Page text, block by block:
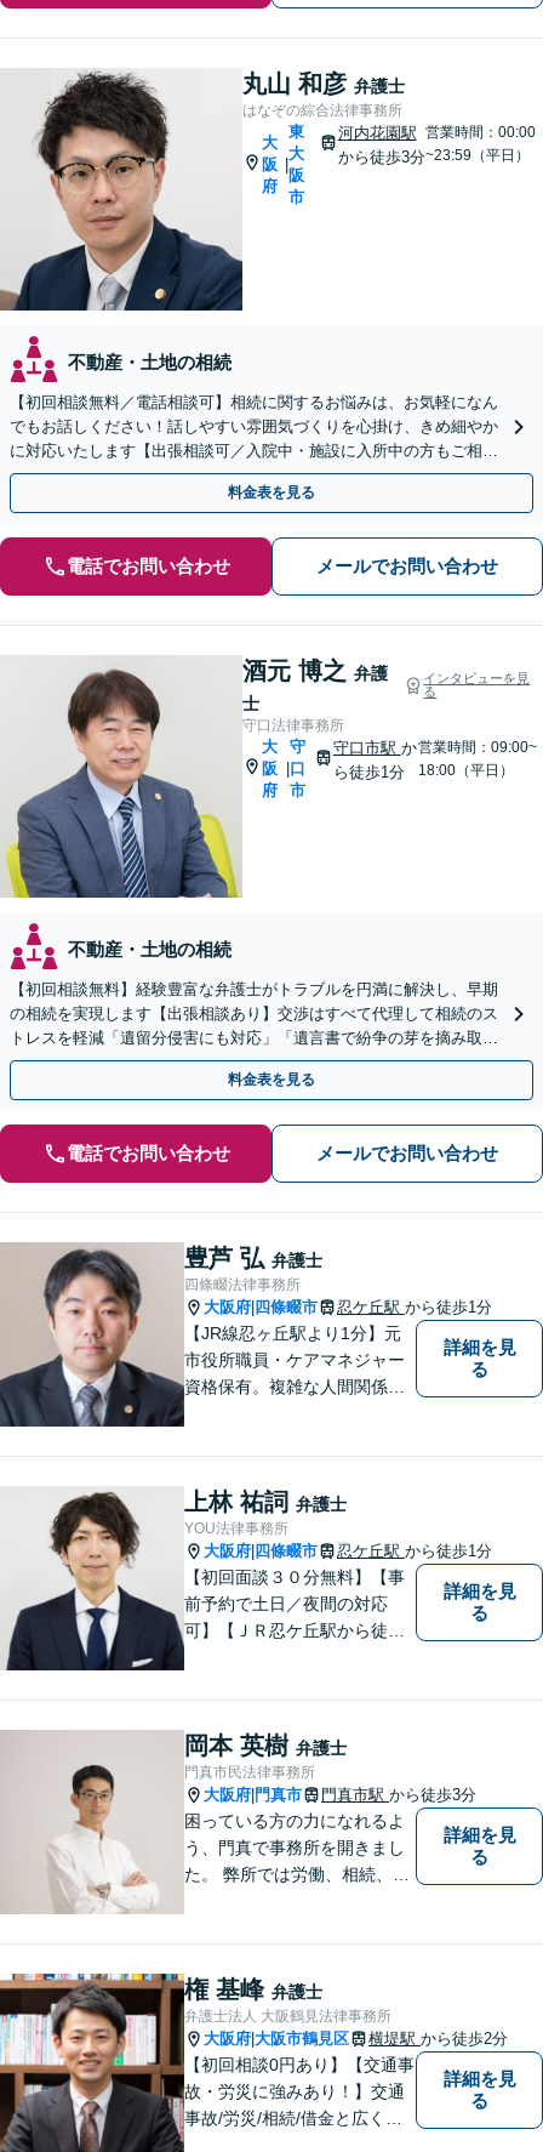
丸山 和彦 弁護士
はなぞの綜合法律事務所
大
阪
府
東
大
阪
市
河内花園駅
から徒歩3分
営業時間：00:00
~23:59（平日）
不動産・土地の相続
【初回相談無料／電話相談可】相続に関するお悩みは、お気軽になん
でもお話しください！話しやすい雰囲気づくりを心掛け、きめ細やか
に対応いたします【出張相談可／入院中・施設に入所中の方もご相談
ください】【子連れ相談・車いす利用可】
料金表を見る
電話でお問い合わせ メールでお問い合わせ
酒元 博之 弁護
士
インタビューを見
る
守口法律事務所
大
阪
府
守
口
市
守口市駅 か
ら徒歩1分
営業時間：09:00~
18:00（平日）
不動産・土地の相続
【初回相談無料】経験豊富な弁護士がトラブルを円満に解決し、早期
の相続を実現します【出張相談あり】交渉はすべて代理して相続のス
トレスを軽減「遺留分侵害にも対応」「遺言書で紛争の芽を摘み取
る」【完全個室制】【バリアフリー対応】【守口市駅1分】
料金表を見る
電話でお問い合わせ メールでお問い合わせ
豊芦 弘 弁護士
四條畷法律事務所
大阪府 四條畷市 忍ケ丘駅 から徒歩1分
【JR線忍ヶ丘駅より1分】元
市役所職員・ケアマネジャー
資格保有。複雑な人間関係が
詳細を見
る
上林 祐詞 弁護士
YOU法律事務所
大阪府 四條畷市 忍ケ丘駅 から徒歩1分
【初回面談３０分無料】【事
前予約で土日／夜間の対応
可】【ＪＲ忍ケ丘駅から徒歩
の状況に合わせて最適な解決
策をご提案し、不安やお悩み
を少しでも軽減できるよう尽
力いたします。
詳細を見
る
岡本 英樹 弁護士
門真市民法律事務所
大阪府 門真市 門真市駅 から徒歩3分
困っている方の力になれるよ
う、門真で事務所を開きまし
た。 弊所では労働、相続、離
す。
詳細を見
る
権 基峰 弁護士
弁護士法人 大阪鶴見法律事務所
大阪府 大阪市鶴見区 横堤駅 から徒歩2分
【初回相談0円あり】【交通事
故・労災に強みあり！】交通
事故/労災/相続/借金と広く法
詳細を見
る